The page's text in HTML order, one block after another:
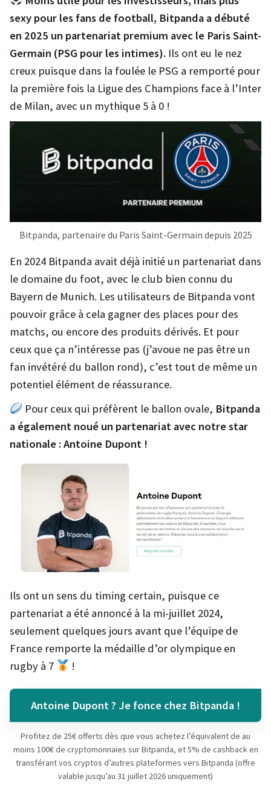
sexy pour les fans de football, Bitpanda a débuté
en 2025 un partenariat premium avec le Paris Saint-
Germain (PSG pour les intimes). Ils ont eu le nez
creux puisque dans la foulée le PSG a remporté pour
la première fois la Ligue des Champions face à l’Inter
de Milan, avec un mythique 5 à 0 !
Bitpanda, partenaire du Paris Saint-Germain depuis 2025
En 2024 Bitpanda avait déjà initié un partenariat dans
le domaine du foot, avec le club bien connu du
Bayern de Munich. Les utilisateurs de Bitpanda vont
pouvoir grâce à cela gagner des places pour des
matchs, ou encore des produits dérivés. Et pour
ceux que ça n’intéresse pas (j’avoue ne pas être un
fan invétéré du ballon rond), c’est tout de même un
potentiel élément de réassurance.
Pour ceux qui préfèrent le ballon ovale, Bitpanda
a également noué un partenariat avec notre star
nationale : Antoine Dupont !
Ils ont un sens du timing certain, puisque ce
partenariat a été annoncé à la mi-juillet 2024,
seulement quelques jours avant que l’équipe de
France remporte la médaille d’or olympique en
rugby à 7
!
Antoine Dupont ? Je fonce chez Bitpanda !
Profitez de 25€ offerts dès que vous achetez l’équivalent de au
moins 100€ de cryptomonnaies sur Bitpanda, et 5% de cashback en
transférant vos cryptos d’autres plateformes vers Bitpanda (offre
valable jusqu’au 31 juillet 2026 uniquement)